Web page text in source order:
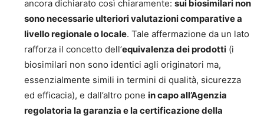
ancora dichiarato così chiaramente: sui biosimilari non
sono necessarie ulteriori valutazioni comparative a
livello regionale o locale. Tale affermazione da un lato
rafforza il concetto dell’equivalenza dei prodotti (i
biosimilari non sono identici agli originatori ma,
essenzialmente simili in termini di qualità, sicurezza
ed efficacia), e dall’altro pone in capo all’Agenzia
regolatoria la garanzia e la certificazione della